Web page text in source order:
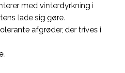
med vinterdyrkning i
lade sig gøre.
afgrøder, der trives i